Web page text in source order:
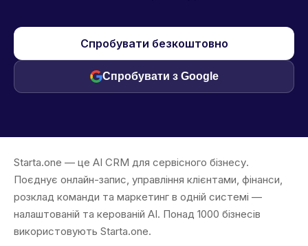
Спробувати безкоштовно
Спробувати з Google
Starta.one — це AI CRM для сервісного бізнесу.
Поєднує онлайн-запис, управління клієнтами, фінанси,
розклад команди та маркетинг в одній системі —
налаштованій та керованій AI. Понад 1000 бізнесів
використовують Starta.one.